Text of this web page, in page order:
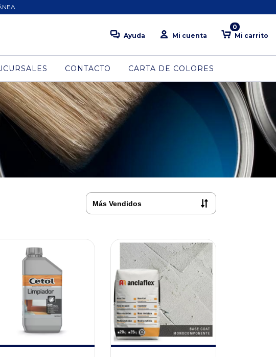
Ayuda Mi cuenta Mi carrito
0
CONTACTO CARTA DE COLORES